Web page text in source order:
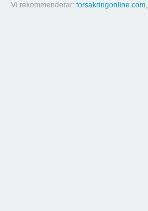
Vi rekommenderar: forsakringonline.com,